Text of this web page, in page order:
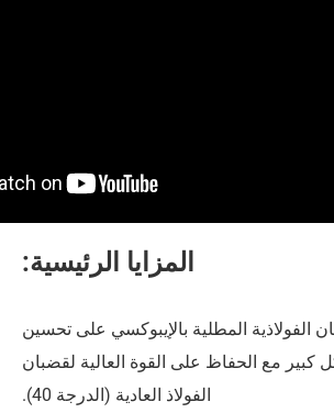
المزايا الرئيسية:
بالإيبوكسي على تحسين
العالية لقضبان
العادية (الدرجة 40).